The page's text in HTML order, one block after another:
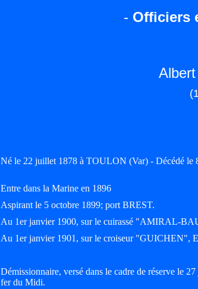
- Officiers
Né le 22 juillet 1878 à TOULON (Var) - Décédé
Entre dans la Marine en 1896
Aspirant le 5 octobre 1899; port BREST.
Au 1er janvier 1900, sur le cuirassé "AMIRAL-
Au 1er janvier 1901, sur le croiseur "GUICHEN",
Démissionnaire, versé dans le cadre de réserve le
fer du Midi.